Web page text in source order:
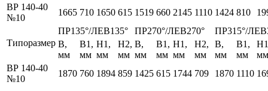
ВР 140-40
№10
1665 710 1650 615 1519 660 2145 1110 1424 810
Типоразмер
ПР135°/ЛЕВ135° ПР270°/ЛЕВ270°
ПР315°/
B,
мм
B1,
мм
H1,
мм
H2,
мм
B,
мм
B1,
мм
H1,
мм
H2,
мм
B,
мм
B1,
мм
мм
ВР 140-40
№10
1870 760 1894 859 1425 615 1744 709 1870 1110